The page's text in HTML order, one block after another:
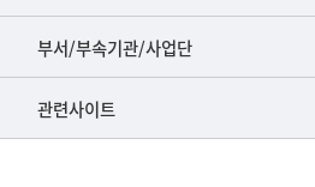
▷국어국문학부
▷일본어·일본학과
부서/부속기관/사업단
공동기기센터
공학교육혁신센터
관련사이트
건강가정지원센터
교수협의회